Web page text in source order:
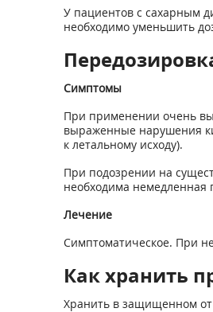
У пациентов с сахарным
необходимо уменьшить
Симптомы
При применении очень
выраженные нарушения
к летальному исходу).
При подозрении на
необходима немедленная
Лечение
Симптоматическое. При
Как хранить
Хранить в защищенном от